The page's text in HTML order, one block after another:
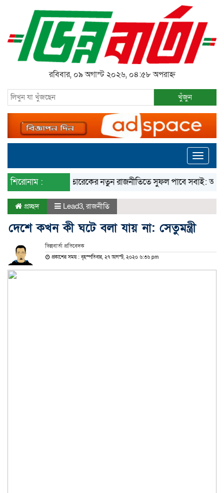
রবিবার, ০৯ অগাস্ট ২০২৬, ০৪:৫৮ অপরাহ্ন
খুঁজুন
Toggle
শিরোনাম : তারেকের নতুন রাজনীতিতে সুফল পাবে সবাই: অর্থমন্ত্রী
প্রচ্ছদ Lead3,রাজনীতি
দেশে কখন কী ঘটে বলা যায় না: সেতুমন্ত্রী
ভিন্নবার্তা প্রতিবেদক
প্রকাশের সময় : বৃহস্পতিবার, ২৭ আগস্ট, ২০২০ ৬:৩৬ pm